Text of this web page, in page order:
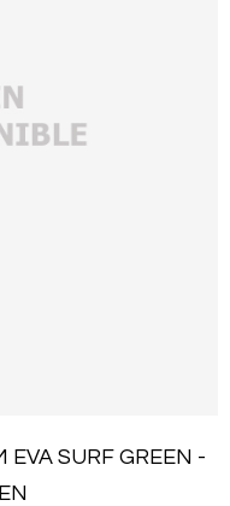
EVA SURF GREEN -